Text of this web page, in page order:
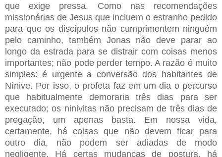
que exige pressa. Como nas recomendações
missionárias de Jesus que incluem o estranho pedido
para que os discípulos não cumprimentem ninguém
pelo caminho, também Jonas não deve parar ao
longo da estrada para se distrair com coisas menos
importantes; não pode perder tempo. A razão é muito
simples: é urgente a conversão dos habitantes de
Nínive. Por isso, o profeta faz em um dia o percurso
que habitualmente demoraria três dias para ser
executado; os ninivitas não precisam de três dias de
pregação, um apenas basta. Em nossa vida,
certamente, há coisas que não devem ficar para
outro dia, não podem ser adiadas de modo
negligente. Há certas mudanças de postura, há